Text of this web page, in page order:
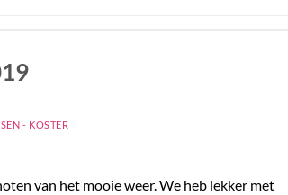
- KOSTER
van het mooie weer. We heb lekker met